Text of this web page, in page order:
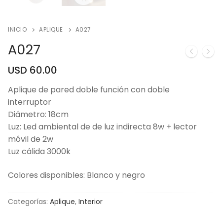
INICIO APLIQUE A027
A027
USD 60.00
Aplique de pared doble función con doble
interruptor
Diámetro: 18cm
Luz: Led ambiental de de luz indirecta 8w + lector
móvil de 2w
Luz cálida 3000k
Colores disponibles: Blanco y negro
Categorías: Aplique, Interior